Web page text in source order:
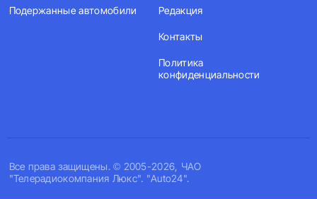
Все права защищены. © 2005-2026, ЧАО
"Телерадиокомпания Люкс". "Auto24".
Подержанные автомобили Редакция
Контакты
Политика
конфиденциальности